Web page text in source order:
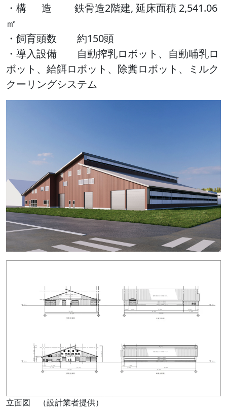
・構 造 鉄骨造2階建, 延床面積 2,541.06
㎡
・飼育頭数 約150頭
・導入設備 自動搾乳ロボット、自動哺乳ロ
ボット、給餌ロボット、除糞ロボット、ミルク
クーリングシステム
立面図 （設計業者提供）